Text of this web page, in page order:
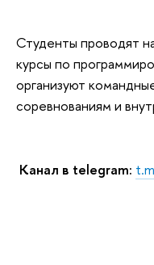
Студенты проводят
курсы по
организуют
соревнованиям и
Канал в telegram: